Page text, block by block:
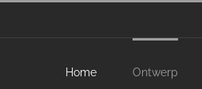
Home Ontwerp